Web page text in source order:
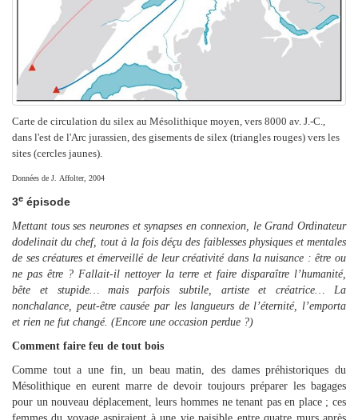
Carte de circulation du silex au Mésolithique moyen, vers 8000 av. J.-C.,
dans l'est de l'Arc jurassien, des gisements de silex (triangles rouges) vers les
sites (cercles jaunes).
Données de J. Affolter, 2004
3e épisode
Mettant tous ses neurones et synapses en connexion, le Grand Ordinateur
dodelinait du chef, tout à la fois déçu des faiblesses physiques et mentales
de ses créatures et émerveillé de leur créativité dans la nuisance : être ou
ne pas être ? Fallait-il nettoyer la terre et faire disparaître l’humanité,
bête et stupide… mais parfois subtile, artiste et créatrice… La
nonchalance, peut-être causée par les langueurs de l’éternité, l’emporta
et rien ne fut changé. (Encore une occasion perdue ?)
Comment faire feu de tout bois
Comme tout a une fin, un beau matin, des dames préhistoriques du
Mésolithique en eurent marre de devoir toujours préparer les bagages
pour un nouveau déplacement, leurs hommes ne tenant pas en place ; ces